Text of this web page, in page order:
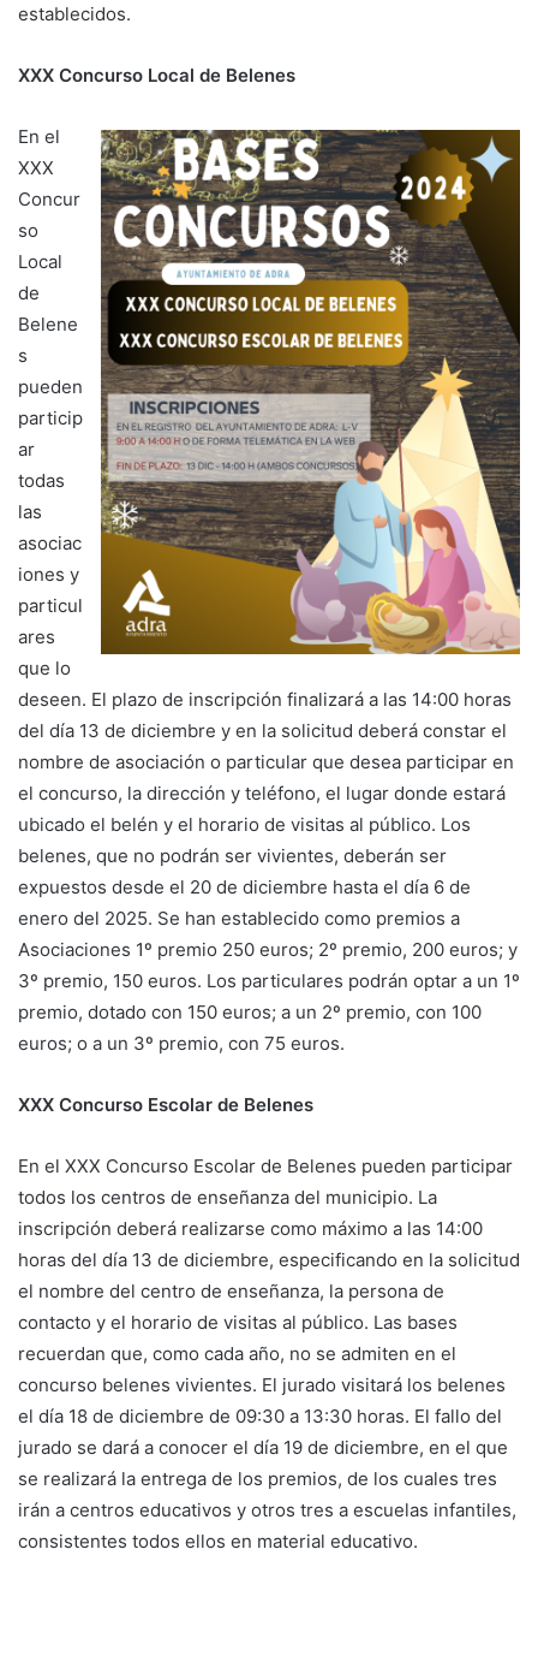
establecidos.
XXX Concurso Local de Belenes
En el
XXX
Concur
so
Local
de
Belene
s
pueden
particip
ar
todas
las
asociac
iones y
particul
ares
que lo
deseen. El plazo de inscripción finalizará a las 14:00 horas
del día 13 de diciembre y en la solicitud deberá constar el
nombre de asociación o particular que desea participar en
el concurso, la dirección y teléfono, el lugar donde estará
ubicado el belén y el horario de visitas al público. Los
belenes, que no podrán ser vivientes, deberán ser
expuestos desde el 20 de diciembre hasta el día 6 de
enero del 2025. Se han establecido como premios a
Asociaciones 1º premio 250 euros; 2º premio, 200 euros; y
3º premio, 150 euros. Los particulares podrán optar a un 1º
premio, dotado con 150 euros; a un 2º premio, con 100
euros; o a un 3º premio, con 75 euros.
XXX Concurso Escolar de Belenes
En el XXX Concurso Escolar de Belenes pueden participar
todos los centros de enseñanza del municipio. La
inscripción deberá realizarse como máximo a las 14:00
horas del día 13 de diciembre, especificando en la solicitud
el nombre del centro de enseñanza, la persona de
contacto y el horario de visitas al público. Las bases
recuerdan que, como cada año, no se admiten en el
concurso belenes vivientes. El jurado visitará los belenes
el día 18 de diciembre de 09:30 a 13:30 horas. El fallo del
jurado se dará a conocer el día 19 de diciembre, en el que
se realizará la entrega de los premios, de los cuales tres
irán a centros educativos y otros tres a escuelas infantiles,
consistentes todos ellos en material educativo.